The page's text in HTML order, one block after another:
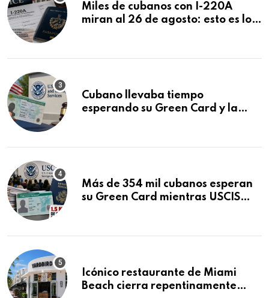
Miles de cubanos con I-220A
miran al 26 de agosto: esto es lo
Cubano llevaba tiempo
esperando su Green Card y la
Más de 354 mil cubanos esperan
su Green Card mientras USCIS
Icónico restaurante de Miami
Beach cierra repentinamente